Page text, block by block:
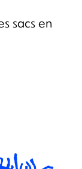
sacs en